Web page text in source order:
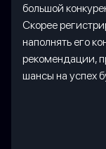
большой
Скорее
наполнять его
рекомендации,
шансы на успех